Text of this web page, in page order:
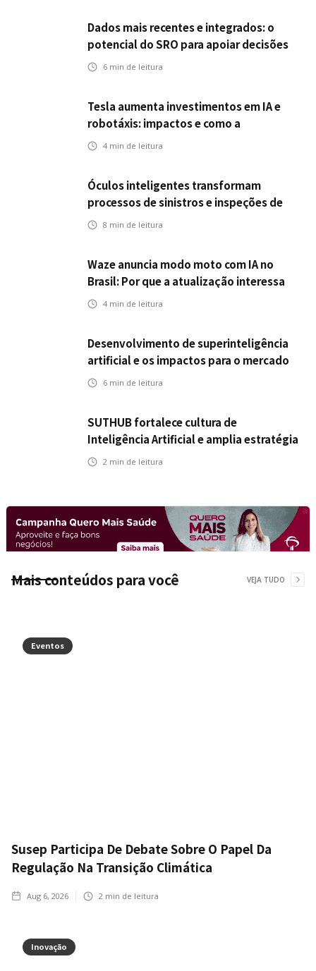
Dados mais recentes e integrados: o
potencial do SRO para apoiar decisões
nas seguradoras
6 min de leitura
Tesla aumenta investimentos em IA e
robotáxis: impactos e como a
mobilidade autônoma transforma o
4 min de leitura
Óculos inteligentes transformam
processos de sinistros e inspeções de
seguros
8 min de leitura
Waze anuncia modo moto com IA no
Brasil: Por que a atualização interessa
ao mercado segurador?
4 min de leitura
Desenvolvimento de superinteligência
artificial e os impactos para o mercado
de seguros
6 min de leitura
SUTHUB fortalece cultura de
Inteligência Artificial e amplia estratégia
para toda a organização
2 min de leitura
Mais conteúdos para você VEJA TUDO
Eventos
Susep Participa De Debate Sobre O Papel Da
Regulação Na Transição Climática
Aug 6, 2026 2 min de leitura
Inovação